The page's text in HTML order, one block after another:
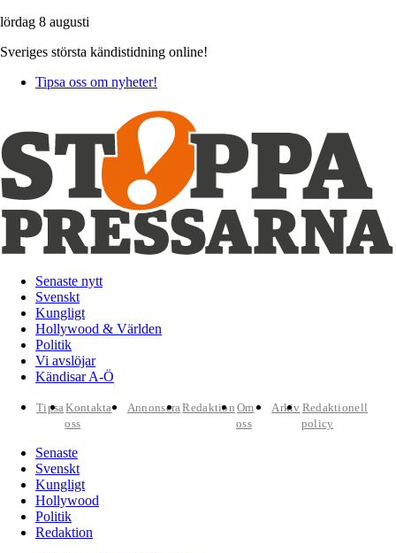
lördag 8 augusti
Sveriges största kändistidning online!
Tipsa oss om nyheter!
Senaste nytt
Svenskt
Kungligt
Hollywood & Världen
Politik
Vi avslöjar
Kändisar A-Ö
TipsaKontakta
oss
AnnonseraRedaktion Om
oss
Arkiv Redaktionell
policy
Senaste
Svenskt
Kungligt
Hollywood
Politik
Redaktion